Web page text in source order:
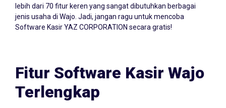
lebih dari 70 fitur keren yang sangat dibutuhkan berbagai
jenis usaha di Wajo. Jadi, jangan ragu untuk mencoba
Software Kasir YAZ CORPORATION secara gratis!
Fitur Software Kasir Wajo
Terlengkap